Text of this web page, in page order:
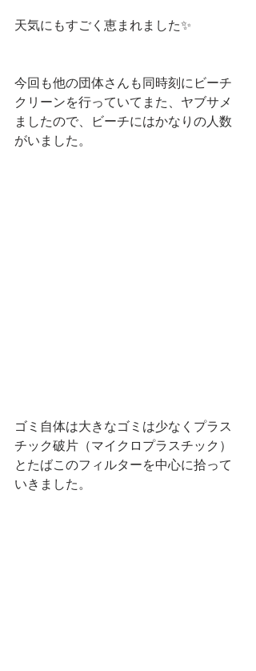
天気にもすごく恵まれました✨
今回も他の団体さんも同時刻にビーチ
クリーンを行っていてまた、ヤブサメ
ましたので、ビーチにはかなりの人数
がいました。
ゴミ自体は大きなゴミは少なくプラス
チック破片（マイクロプラスチック）
とたばこのフィルターを中心に拾って
いきました。